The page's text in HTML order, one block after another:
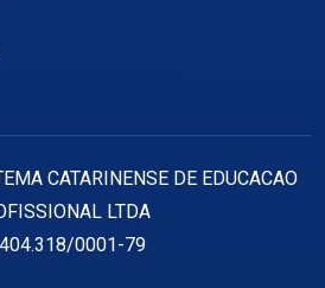
CATARINENSE DE EDUCACAO
LTDA
0001-79